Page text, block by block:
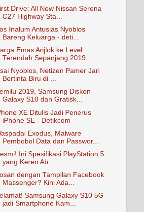
Drive: All New Nissan Serena
C27 Highway Sta...
Inalum Antusias Nyoblos
Bareng Keluarga - deti...
Emas Anjlok ke Level
Terendah Sepanjang 2019...
Nyoblos, Netizen Pamer Jari
Bertinta Biru di ...
2019, Samsung Diskon
Galaxy S10 dan Gratisk...
XE Ditulis Jadi Penerus
iPhone SE - Detikcom
Exodus, Malware
Pembobol Data dan Passwor...
Ini Spesifikasi PlayStation 5
yang Keren Ab...
dengan Tampilan Facebook
Massenger? Kini Ada...
Samsung Galaxy S10 5G
jadi Smartphone Kam...